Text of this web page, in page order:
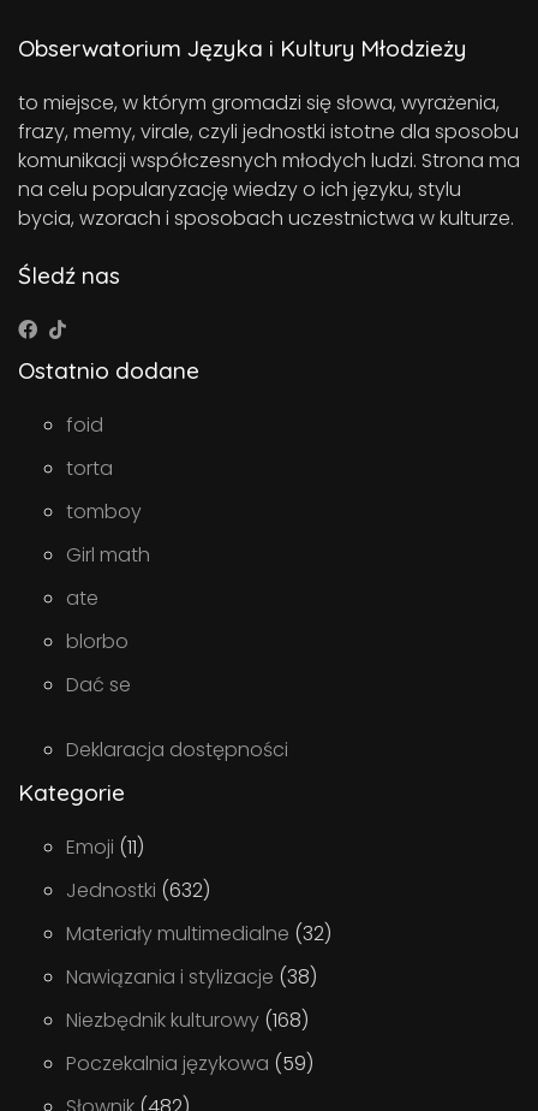
Obserwatorium Języka i Kultury Młodzieży
to miejsce, w którym gromadzi się słowa, wyrażenia,
frazy, memy, virale, czyli jednostki istotne dla sposobu
komunikacji współczesnych młodych ludzi. Strona ma
na celu popularyzację wiedzy o ich języku, stylu
bycia, wzorach i sposobach uczestnictwa w kulturze.
Śledź nas
Ostatnio dodane
foid
torta
tomboy
Girl math
ate
blorbo
Dać se
Deklaracja dostępności
Kategorie
Emoji (11)
Jednostki (632)
Materiały multimedialne (32)
Nawiązania i stylizacje (38)
Niezbędnik kulturowy (168)
Poczekalnia językowa (59)